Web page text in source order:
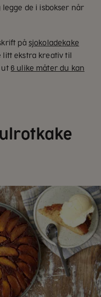
de i isbokser når
på sjokoladekake
ekstra kreativ til
ut 6 ulike måter du kan